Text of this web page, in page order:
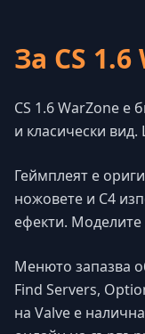
За CS
CS 1.6 WarZone е
и класически
Геймплеят е
ножовете и C4
ефекти. Моделите
Менюто запазва
Find Servers,
на Valve е